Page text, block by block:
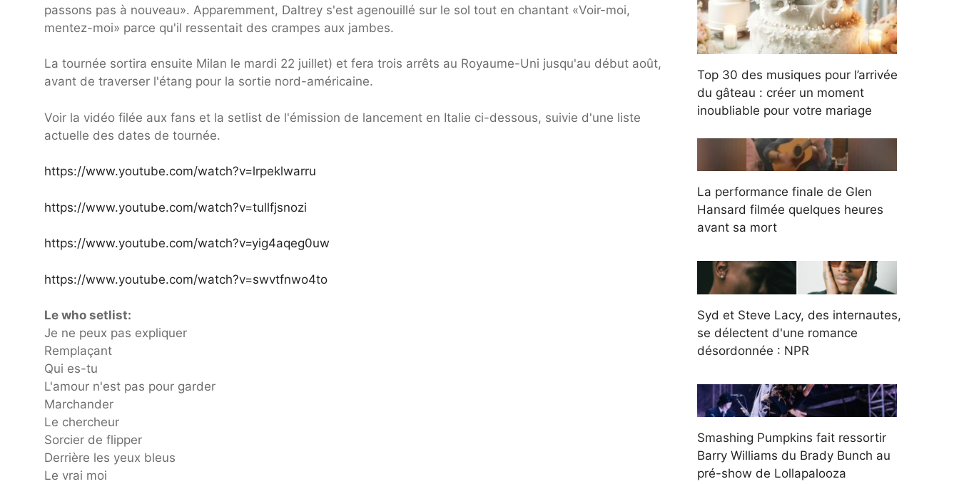
passons pas à nouveau». Apparemment, Daltrey s'est agenouillé sur le sol tout en chantant «Voir-moi,
mentez-moi» parce qu'il ressentait des crampes aux jambes.
La tournée sortira ensuite Milan le mardi 22 juillet) et fera trois arrêts au Royaume-Uni jusqu'au début août,
avant de traverser l'étang pour la sortie nord-américaine.
Voir la vidéo filée aux fans et la setlist de l'émission de lancement en Italie ci-dessous, suivie d'une liste
actuelle des dates de tournée.
https://www.youtube.com/watch?v=lrpeklwarru
https://www.youtube.com/watch?v=tullfjsnozi
https://www.youtube.com/watch?v=yig4aqeg0uw
https://www.youtube.com/watch?v=swvtfnwo4to
Le who setlist:
Je ne peux pas expliquer
Remplaçant
Qui es-tu
L'amour n'est pas pour garder
Marchander
Le chercheur
Sorcier de flipper
Derrière les yeux bleus
Le vrai moi
Top 30 des musiques pour l’arrivée
du gâteau : créer un moment
inoubliable pour votre mariage
La performance finale de Glen
Hansard filmée quelques heures
avant sa mort
Syd et Steve Lacy, des internautes,
se délectent d'une romance
désordonnée : NPR
Smashing Pumpkins fait ressortir
Barry Williams du Brady Bunch au
pré-show de Lollapalooza